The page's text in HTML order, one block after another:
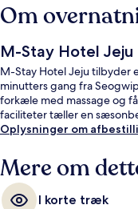
Om
M-Stay Hotel Jeju
M-Stay Hotel Jeju tilbyder
minutters gang fra
forkæle med massage og
faciliteter tæller en
Oplysninger om
Mere om
I korte træk